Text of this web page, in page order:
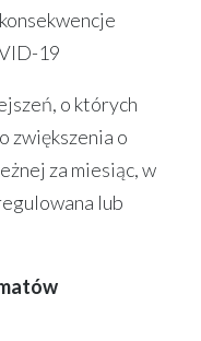
19
o których
zwiększenia o
za miesiąc, w
lub